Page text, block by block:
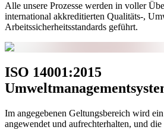
Alle unsere Prozesse werden in voller
international akkreditierten Qualitäts-,
Arbeitssicherheitsstandards geführt.
ISO 14001:2015
Im angegebenen Geltungsbereich wird
angewendet und aufrechterhalten, und